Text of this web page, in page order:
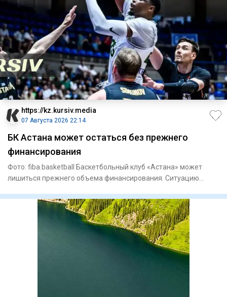
https://kz.kursiv.media
07 Августа 2026 22:14
БК Астана может остаться без прежнего
финансирования
Фото: fiba.basketball Баскетбольный клуб «Астана» может
лишиться прежнего объема финансирования. Ситуацию